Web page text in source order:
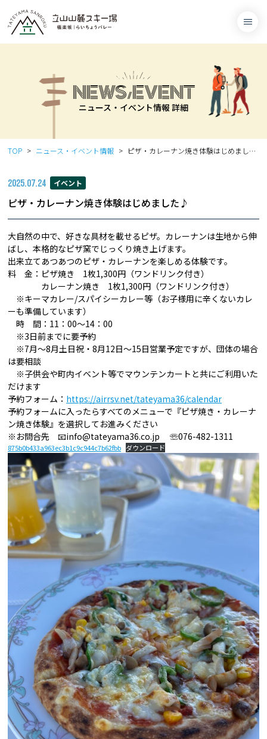
NEWS/EVENT
ニュース・イベント情報 詳細
TOP ニュース・イベント情報 ピザ・カレーナン焼き体験はじめました♪
2025.07.24 イベント
ピザ・カレーナン焼き体験はじめました♪
大自然の中で、好きな具材を載せるピザ。カレーナンは生地から伸
ばし、本格的なピザ窯でじっくり焼き上げます。
出来立てあつあつのピザ・カレーナンを楽しめる体験です。
料 金：ピザ焼き 1枚1,300円（ワンドリンク付き）
カレーナン焼き 1枚1,300円（ワンドリンク付き）
※キーマカレー/スパイシーカレー等（お子様用に辛くないカレ
ーも準備しています）
時 間：11：00～14：00
※3日前までに要予約
※7月～8月土日祝・8月12日～15日営業予定ですが、団体の場合
は要相談
※子供会や町内イベント等でマウンテンカートと共にご利用いた
だけます
予約フォーム： https://airrsv.net/tateyama36/calendar
予約フォームに入ったらすべてのメニューで『ピザ焼き・カレーナ
ン焼き体験』を選択してお進みください
※お問合先 📧info@tateyama36.co.jp ☏076-482-1311
875b0b433a963ec3b1c9c944c7b62fbb ダウンロード